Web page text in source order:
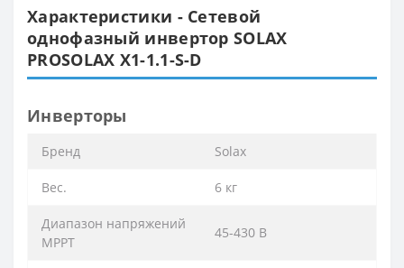
Характеристики - Сетевой
однофазный инвертор SOLAX
PROSOLAX Х1-1.1-S-D
Инверторы
Бренд Solax
Вес. 6 кг
Диапазон напряжений
MPPT
45-430 В